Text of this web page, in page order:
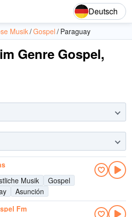
Deutsch
Musik Gospel Paraguay
Genre Gospel,
Musik
Gospel
Asunción
Fm